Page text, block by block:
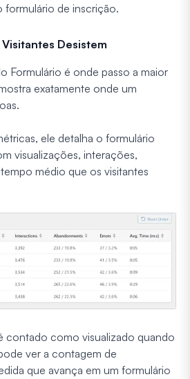
de inscrição.
Desistem
Formulário é onde passo a maior
exatamente onde um
ele detalha o formulário
visualizações, interações,
médio que os visitantes
contado como visualizado quando
ver a contagem de
que avança em um formulário